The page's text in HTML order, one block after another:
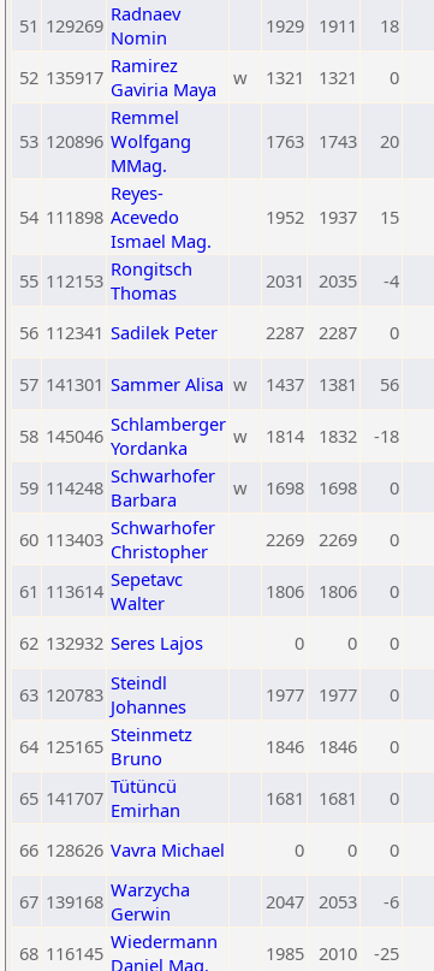
51 129269 Radnaev
Nomin
1929 1911 18
52 135917 Ramirez
Gaviria Maya
w 1321 1321 0
53 120896
Remmel
Wolfgang
MMag.
1763 1743 20
54 111898
Reyes-
Acevedo
Ismael Mag.
1952 1937 15
55 112153 Rongitsch
Thomas
2031 2035 -4
56 112341 Sadilek Peter 2287 2287 0
57 141301 Sammer Alisa w 1437 1381 56
58 145046 Schlamberger
Yordanka
w 1814 1832 -18
59 114248 Schwarhofer
Barbara
w 1698 1698 0
60 113403 Schwarhofer
Christopher
2269 2269 0
61 113614 Sepetavc
Walter
1806 1806 0
62 132932 Seres Lajos 0 0 0
63 120783 Steindl
Johannes
1977 1977 0
64 125165 Steinmetz
Bruno
1846 1846 0
65 141707 Tütüncü
Emirhan
1681 1681 0
66 128626 Vavra Michael 0 0 0
67 139168 Warzycha
Gerwin
2047 2053 -6
68 116145 Wiedermann
Daniel Mag.
1985 2010 -25